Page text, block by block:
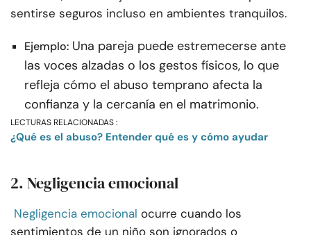
sentirse seguros incluso en ambientes tranquilos.
Ejemplo: Una pareja puede estremecerse ante
las voces alzadas o los gestos físicos, lo que
refleja cómo el abuso temprano afecta la
confianza y la cercanía en el matrimonio.
LECTURAS RELACIONADAS :
¿Qué es el abuso? Entender qué es y cómo ayudar
2. Negligencia emocional
Negligencia emocional ocurre cuando los
sentimientos de un niño son ignorados o